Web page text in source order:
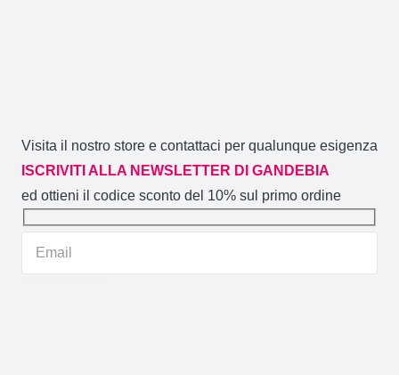
Visita il nostro store e contattaci per qualunque esigenza
ISCRIVITI ALLA NEWSLETTER DI GANDEBIA
ed ottieni il codice sconto del 10% sul primo ordine